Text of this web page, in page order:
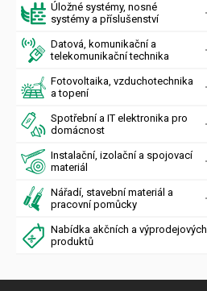
Úložné systémy, nosné
systémy a příslušenství
Datová, komunikační a
telekomunikační technika
Fotovoltaika, vzduchotechnika
a topení
Spotřební a IT elektronika pro
domácnost
Instalační, izolační a spojovací
materiál
Nářadí, stavební materiál a
pracovní pomůcky
Nabídka akčních a výprodejových
produktů